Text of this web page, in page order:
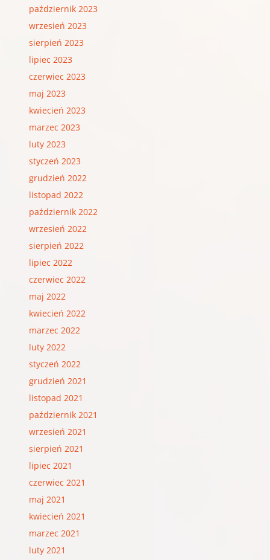
październik 2023
wrzesień 2023
sierpień 2023
lipiec 2023
czerwiec 2023
maj 2023
kwiecień 2023
marzec 2023
luty 2023
styczeń 2023
grudzień 2022
listopad 2022
październik 2022
wrzesień 2022
sierpień 2022
lipiec 2022
czerwiec 2022
maj 2022
kwiecień 2022
marzec 2022
luty 2022
styczeń 2022
grudzień 2021
listopad 2021
październik 2021
wrzesień 2021
sierpień 2021
lipiec 2021
czerwiec 2021
maj 2021
kwiecień 2021
marzec 2021
luty 2021